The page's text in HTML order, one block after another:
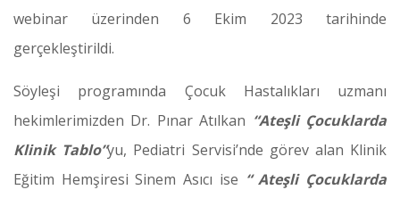
webinar üzerinden 6 Ekim 2023 tarihinde
gerçekleştirildi.
Söyleşi programında Çocuk Hastalıkları uzmanı
hekimlerimizden Dr. Pınar Atılkan “Ateşli Çocuklarda
Klinik Tablo”yu, Pediatri Servisi’nde görev alan Klinik
Eğitim Hemşiresi Sinem Asıcı ise “ Ateşli Çocuklarda